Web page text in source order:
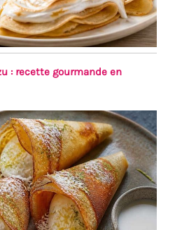
: recette gourmande en